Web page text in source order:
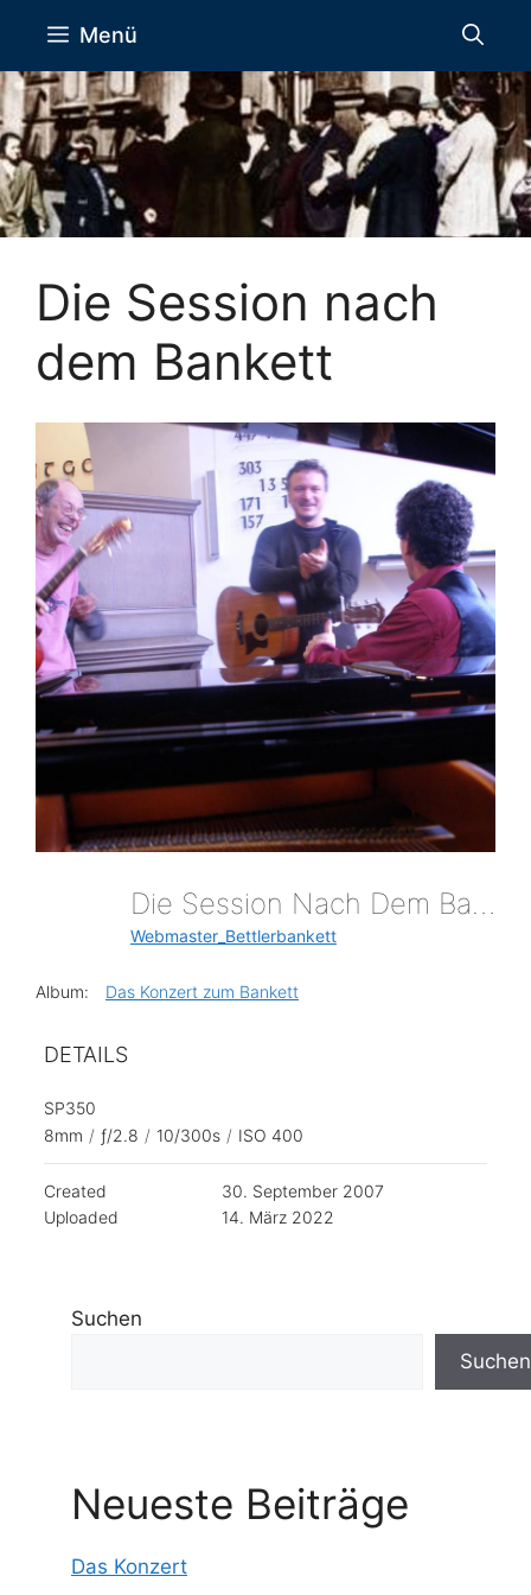
Inhalt
springen
Menü
Die Session nach
dem Bankett
Die Session Nach Dem Bankett
Webmaster_Bettlerbankett
Album: Das Konzert zum Bankett
DETAILS
SP350
8mm / ƒ/2.8 / 10/300s / ISO 400
Created
30. September 2007
Uploaded
14. März 2022
Suchen
Suchen
Neueste Beiträge
Das Konzert